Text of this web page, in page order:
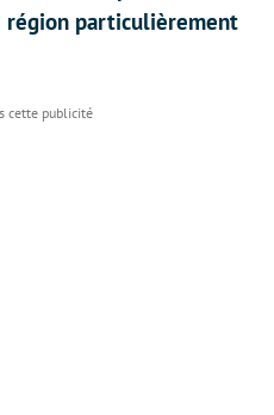
région particulièrement